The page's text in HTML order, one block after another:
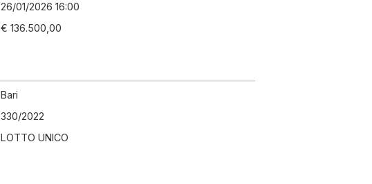
26/01/2026 16:00
€ 136.500,00
Bari
330/2022
LOTTO UNICO